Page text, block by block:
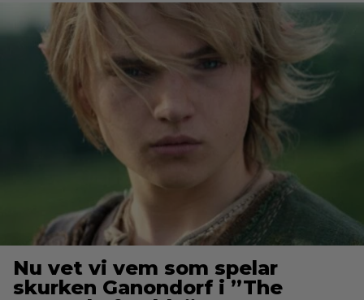
Nu vet vi vem som spelar
skurken Ganondorf i ”The